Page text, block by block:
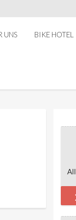
UNS BIKE HOTEL